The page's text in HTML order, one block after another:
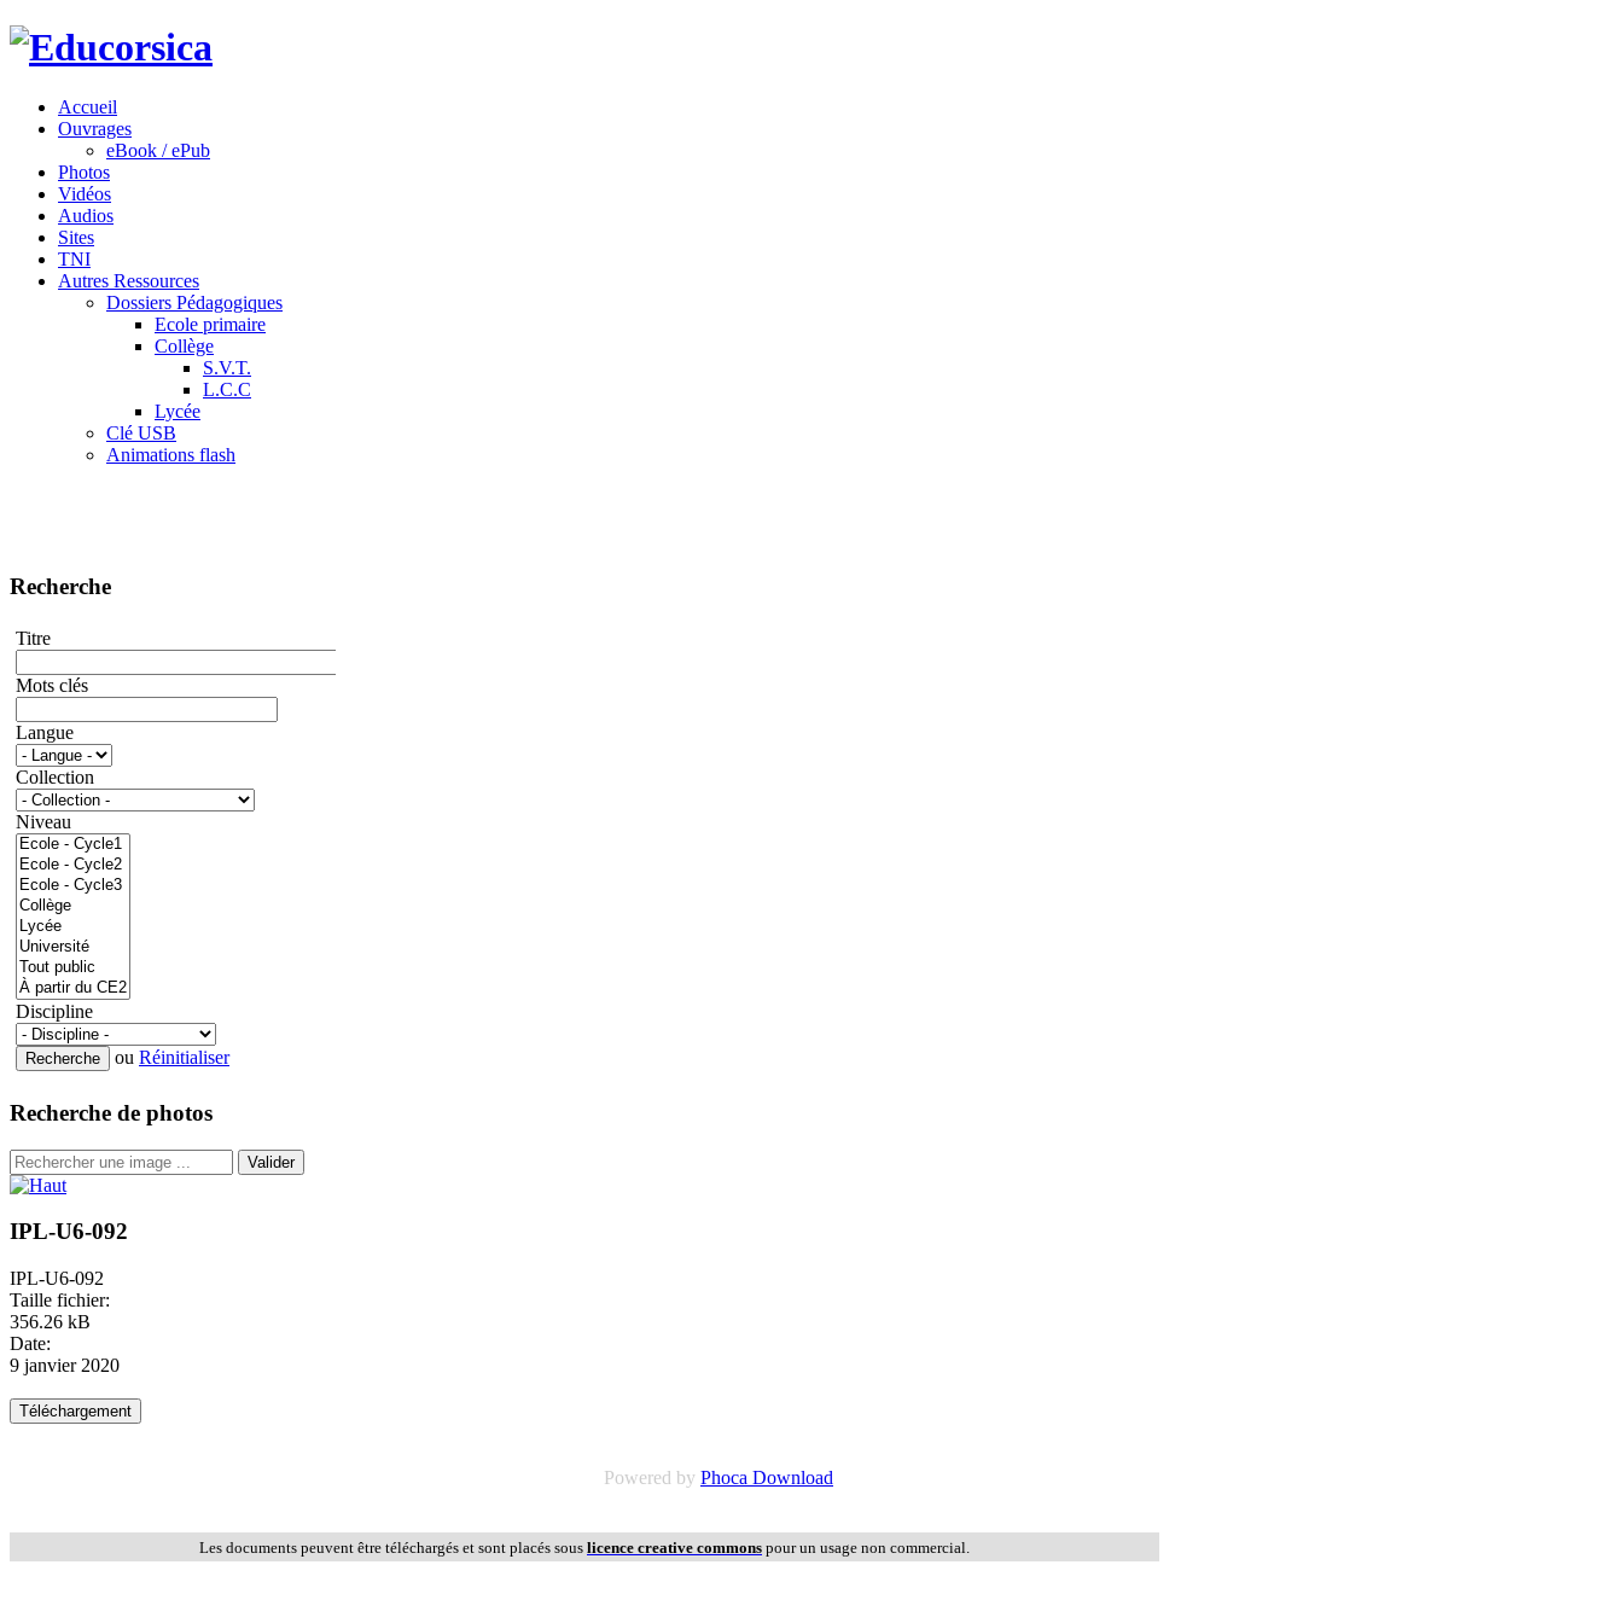
Accueil
Ouvrages
eBook / ePub
Photos
Vidéos
Audios
Sites
TNI
Autres Ressources
Dossiers Pédagogiques
Ecole primaire
Collège
S.V.T.
L.C.C
Lycée
Clé USB
Animations flash
Recherche
Titre
Mots clés
Langue
Collection
Niveau
Discipline
ou Réinitialiser
Recherche de photos
Valider
IPL-U6-092
IPL-U6-092
Taille fichier:
356.26 kB
Date:
9 janvier 2020
Powered by Phoca Download
Les documents peuvent être téléchargés et sont placés sous licence creative commons pour un usage non commercial.